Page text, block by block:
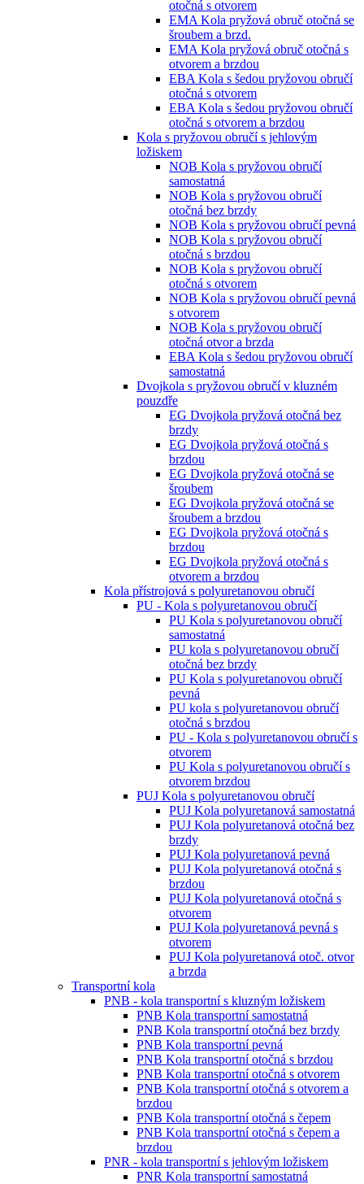
otočná s otvorem
EMA Kola pryžová obruč otočná se
šroubem a brzd.
EMA Kola pryžová obruč otočná s
otvorem a brzdou
EBA Kola s šedou pryžovou obručí
otočná s otvorem
EBA Kola s šedou pryžovou obručí
otočná s otvorem a brzdou
Kola s pryžovou obručí s jehlovým
ložiskem
NOB Kola s pryžovou obručí
samostatná
NOB Kola s pryžovou obručí
otočná bez brzdy
NOB Kola s pryžovou obručí pevná
NOB Kola s pryžovou obručí
otočná s brzdou
NOB Kola s pryžovou obručí
otočná s otvorem
NOB Kola s pryžovou obručí pevná
s otvorem
NOB Kola s pryžovou obručí
otočná otvor a brzda
EBA Kola s šedou pryžovou obručí
samostatná
Dvojkola s pryžovou obručí v kluzném
pouzdře
EG Dvojkola pryžová otočná bez
brzdy
EG Dvojkola pryžová otočná s
brzdou
EG Dvojkola pryžová otočná se
šroubem
EG Dvojkola pryžová otočná se
šroubem a brzdou
EG Dvojkola pryžová otočná s
brzdou
EG Dvojkola pryžová otočná s
otvorem a brzdou
Kola přístrojová s polyuretanovou obručí
PU - Kola s polyuretanovou obručí
PU Kola s polyuretanovou obručí
samostatná
PU kola s polyuretanovou obručí
otočná bez brzdy
PU Kola s polyuretanovou obručí
pevná
PU kola s polyuretanovou obručí
otočná s brzdou
PU - Kola s polyuretanovou obručí s
otvorem
PU Kola s polyuretanovou obručí s
otvorem brzdou
PUJ Kola s polyuretanovou obručí
PUJ Kola polyuretanová samostatná
PUJ Kola polyuretanová otočná bez
brzdy
PUJ Kola polyuretanová pevná
PUJ Kola polyuretanová otočná s
brzdou
PUJ Kola polyuretanová otočná s
otvorem
PUJ Kola polyuretanová pevná s
otvorem
PUJ Kola polyuretanová otoč. otvor
a brzda
Transportní kola
PNB - kola transportní s kluzným ložiskem
PNB Kola transportní samostatná
PNB Kola transportní otočná bez brzdy
PNB Kola transportní pevná
PNB Kola transportní otočná s brzdou
PNB Kola transportní otočná s otvorem
PNB Kola transportní otočná s otvorem a
brzdou
PNB Kola transportní otočná s čepem
PNB Kola transportní otočná s čepem a
brzdou
PNR - kola transportní s jehlovým ložiskem
PNR Kola transportní samostatná